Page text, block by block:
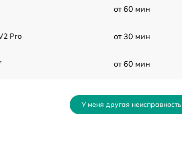
от 60 мин
Pro от 30 мин
от 60 мин
У меня другая неисправность